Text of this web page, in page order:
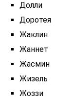
Долли
Доротея
Жаклин
Жаннет
Жасмин
Жизель
Жоззи